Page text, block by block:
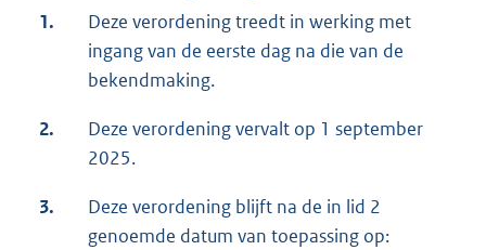
1.
Deze verordening treedt in werking met
ingang van de eerste dag na die van de
bekendmaking.
2.
Deze verordening vervalt op 1 september
2025.
3.
Deze verordening blijft na de in lid 2
genoemde datum van toepassing op: